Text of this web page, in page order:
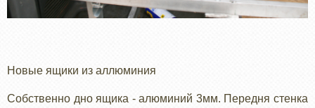
Новые ящики из аллюминия
Собственно дно ящика - алюминий 3мм. Передня стенка